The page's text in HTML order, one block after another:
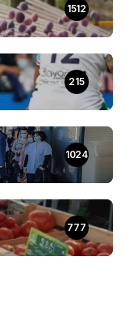
1512
215
1024
777